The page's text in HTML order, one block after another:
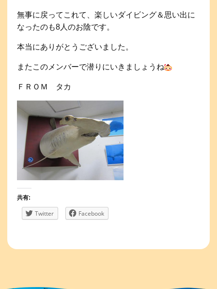
無事に戻ってこれて、楽しいダイビング＆思い出に
なったのも8人のお陰です。
本当にありがとうございました。
またこのメンバーで潜りにいきましょうね
ＦＲＯＭ タカ
共有:
Twitter Facebook